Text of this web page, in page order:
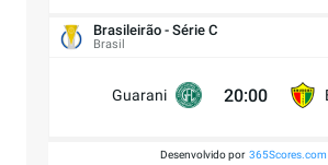
Brasileirão - Série C
Brasil
Guarani 20:00
Desenvolvido por 365Scores.com